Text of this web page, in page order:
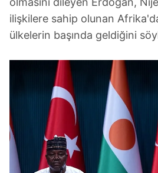
ilişkilere sahip olunan
ülkelerin başında geldiğini